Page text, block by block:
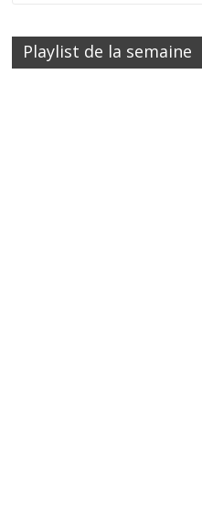
Playlist de la semaine